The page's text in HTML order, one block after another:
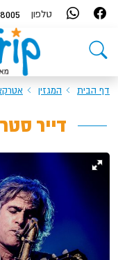
טלפון
דף הבית המגזין
דייר